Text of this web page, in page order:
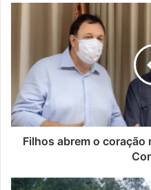
despedida
de
Adroaldo
Conzatti
Filhos abrem o
Polícia